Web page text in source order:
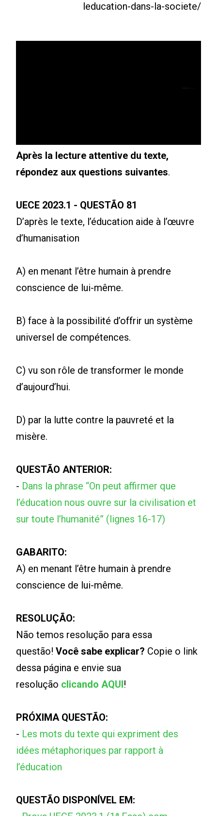
leducation-dans-la-societe/
Après la lecture attentive du texte,
répondez aux questions suivantes.
UECE 2023.1 - QUESTÃO 81
D’après le texte, l’éducation aide à l’œuvre
d’humanisation
A) en menant l’être humain à prendre
conscience de lui-même.
B) face à la possibilité d’offrir un système
universel de compétences.
C) vu son rôle de transformer le monde
d’aujourd’hui.
D) par la lutte contre la pauvreté et la
misère.
QUESTÃO ANTERIOR:
- Dans la phrase “On peut affirmer que
l’éducation nous ouvre sur la civilisation et
sur toute l’humanité” (lignes 16-17)
GABARITO:
A) en menant l’être humain à prendre
conscience de lui-même.
RESOLUÇÃO:
Não temos resolução para essa
questão!Você sabe explicar? Copie o link
dessa página e envie sua
resolução clicando AQUI!
PRÓXIMA QUESTÃO:
- Les mots du texte qui expriment des
idées métaphoriques par rapport à
l’éducation
QUESTÃO DISPONÍVEL EM: